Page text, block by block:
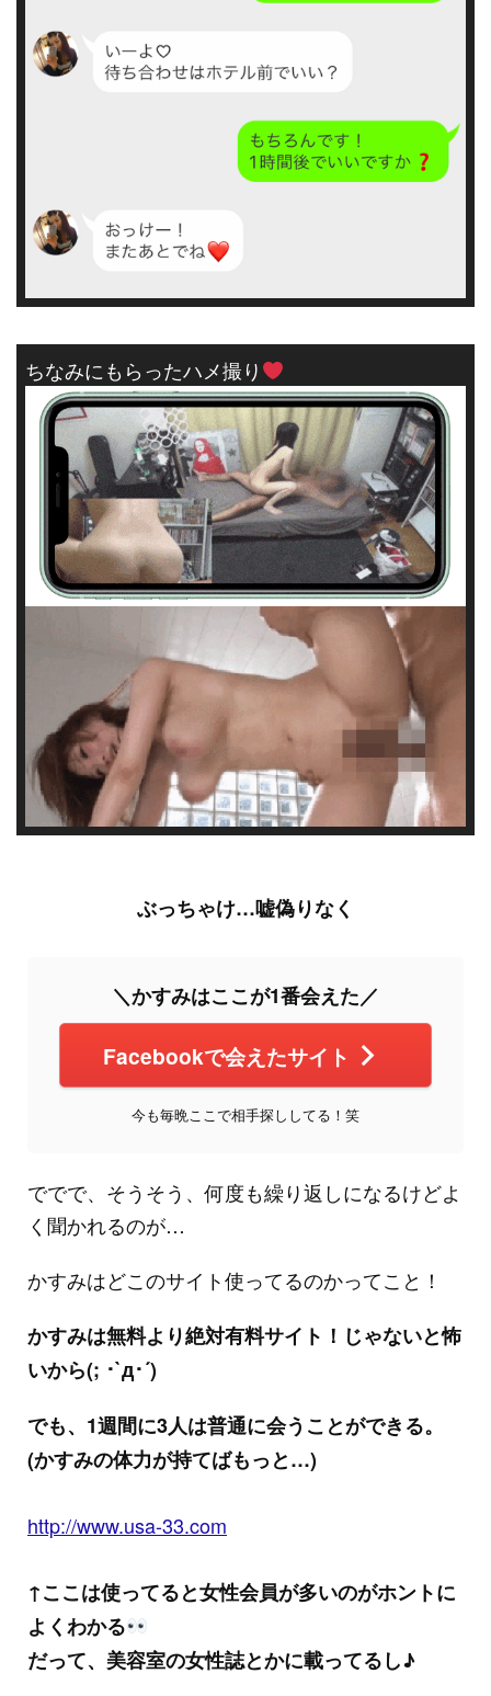
ちなみにもらったハメ撮り
ぶっちゃけ…嘘偽りなく
＼かすみはここが1番会えた／
Facebookで会えたサイト
今も毎晩ここで相手探ししてる！笑
ででで、そうそう、何度も繰り返しになるけどよ
く聞かれるのが…
かすみはどこのサイト使ってるのかってこと！
かすみは無料より絶対有料サイト！じゃないと怖
いから(; ･`д･´)
でも、1週間に3人は普通に会うことができる。
(かすみの体力が持てばもっと…)
http://www.usa-33.com
↑ここは使ってると女性会員が多いのがホントに
よくわかる
だって、美容室の女性誌とかに載ってるし♪